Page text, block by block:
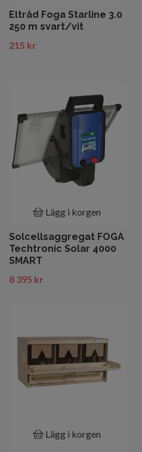
Eltråd Foga Starline 3.0
250 m svart/vit
215 kr
Lägg i korgen
Solcellsaggregat FOGA
Techtronic Solar 4000
SMART
8 395 kr
Lägg i korgen